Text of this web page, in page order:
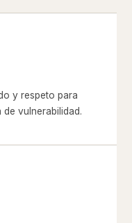
y respeto para
vulnerabilidad.